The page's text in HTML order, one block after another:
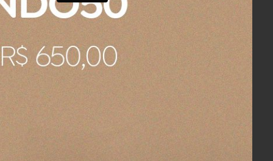
R$ 270,00
R$ 90,00
R$ 256,50
no boleto ou pix